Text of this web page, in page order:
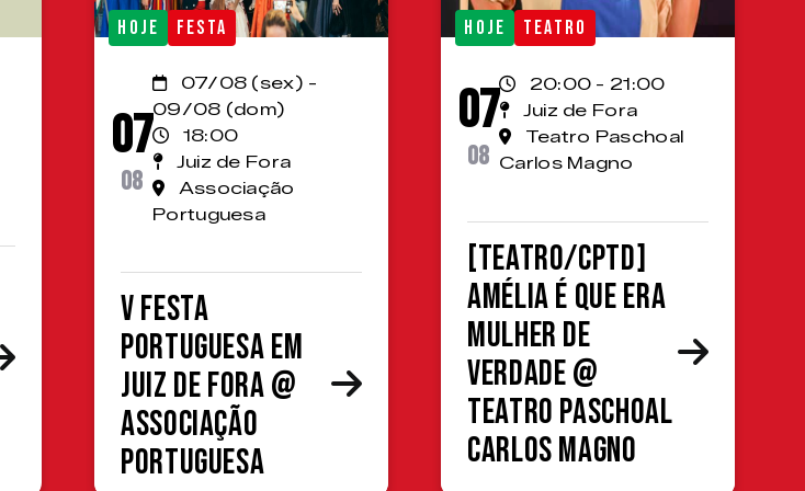
HOJE FESTA
07
08
07/08 (sex) -
09/08 (dom)
18:00
Juiz de Fora
Associação
Portuguesa
V Festa
Portuguesa em
Juiz de Fora @
Associação
Portuguesa
HOJE TEATRO
07
08
20:00 - 21:00
Juiz de Fora
Teatro Paschoal
Carlos Magno
[TEATRO/CPTD]
Amélia é que era
mulher de
verdade @
Teatro Paschoal
Carlos Magno